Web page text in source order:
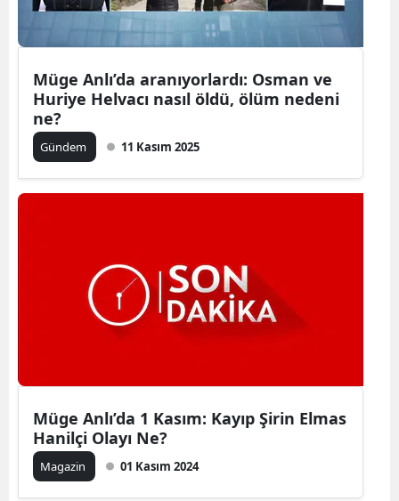
Müge Anlı’da aranıyorlardı: Osman ve
Huriye Helvacı nasıl öldü, ölüm nedeni
ne?
Gündem 11 Kasım 2025
Müge Anlı’da 1 Kasım: Kayıp Şirin Elmas
Hanilçi Olayı Ne?
Magazin 01 Kasım 2024